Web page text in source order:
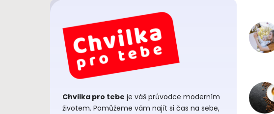
Chvilka pro tebe je váš průvodce moderním
životem. Pomůžeme vám najít si čas na sebe,